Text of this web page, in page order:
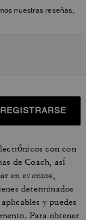
nuestras reseñas,
REGISTRARSE
con con
de Coach, así
en eventos,
determinados
y puedes
Para obtener